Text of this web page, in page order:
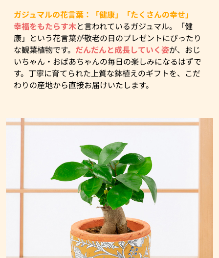
ガジュマルの花言葉：「健康」「たくさんの幸せ」
幸福をもたらす木と言われているガジュマル。「健
康」という花言葉が敬老の日のプレゼントにぴったり
な観葉植物です。 だんだんと成長していく姿が、おじ
いちゃん・おばあちゃんの毎日の楽しみになるはずで
す。丁寧に育てられた上質な鉢植えのギフトを、こだ
わりの産地から直接お届けいたします。